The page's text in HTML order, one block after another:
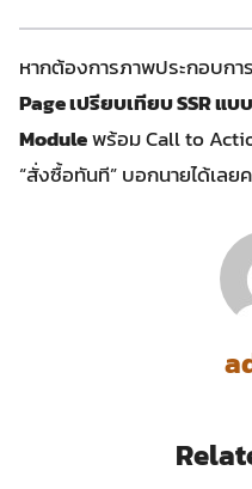
หากต้องการภาพประกอบกา
Page เปรียบเทียบ SSR แบ
Moduleพร้อม Call to
“สั่งซื้อทันที” บอกนายได้เลย